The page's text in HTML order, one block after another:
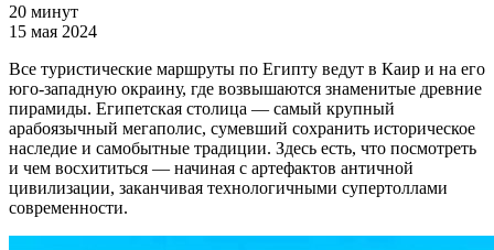
20 минут
15 мая 2024
Все туристические маршруты по Египту ведут в Каир и на его
юго-западную окраину, где возвышаются знаменитые древние
пирамиды. Египетская столица — самый крупный
арабоязычный мегаполис, сумевший сохранить историческое
наследие и самобытные традиции. Здесь есть, что посмотреть
и чем восхититься — начиная с артефактов античной
цивилизации, заканчивая технологичными супертоллами
современности.